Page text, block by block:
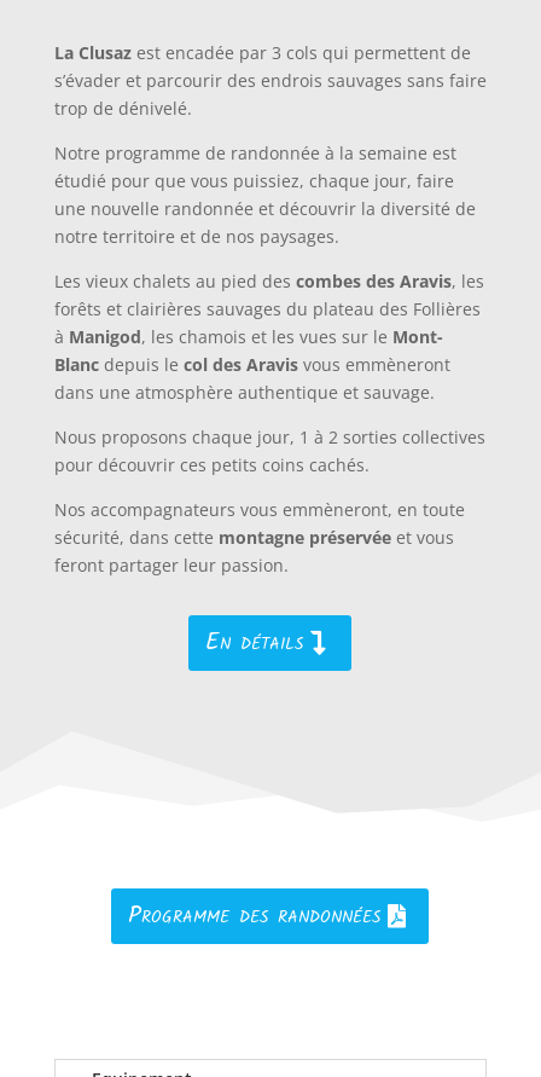
La Clusazest encadée par 3 cols qui permettent de
s’évader et parcourir des endrois sauvages sans faire
trop de dénivelé.
Notre programme de randonnée à la semaine est
étudié pour que vous puissiez, chaque jour, faire
une nouvelle randonnée et découvrir la diversité de
notre territoire et de nos paysages.
Les vieux chalets au pied des combes des Aravis, les
forêts et clairières sauvages du plateau des Follières
à Manigod, les chamois et les vues sur le Mont-
Blancdepuis le col des Aravisvous emmèneront
dans une atmosphère authentique et sauvage.
Nous proposons chaque jour, 1 à 2 sorties collectives
pour découvrir ces petits coins cachés.
Nos accompagnateurs vous emmèneront, en toute
sécurité, dans cette montagne préservéeet vous
feront partager leur passion.
En détails
Programme des randonnées